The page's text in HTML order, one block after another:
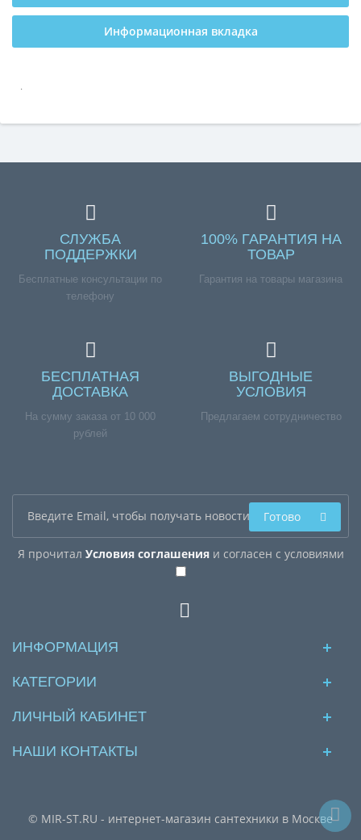
Информационная вкладка
.
СЛУЖБА
ПОДДЕРЖКИ
Бесплатные консультации по
телефону
100% ГАРАНТИЯ НА
ТОВАР
Гарантия на товары магазина
БЕСПЛАТНАЯ
ДОСТАВКА
На сумму заказа от 10 000
рублей
ВЫГОДНЫЕ
УСЛОВИЯ
Предлагаем сотрудничество
Я прочитал Условия соглашенияи согласен с условиями
Готово
ИНФОРМАЦИЯ
КАТЕГОРИИ
ЛИЧНЫЙ КАБИНЕТ
НАШИ КОНТАКТЫ
© MIR-ST.RU - интернет-магазин сантехники в Москве